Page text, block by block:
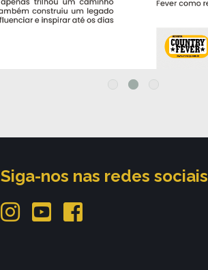
Siga-nos nas redes sociais